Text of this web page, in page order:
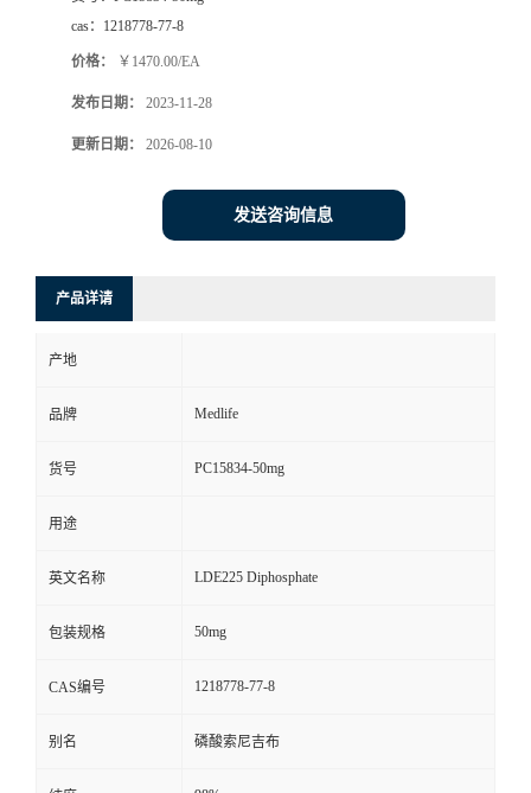
cas： 1218778-77-8
价格： ￥1470.00/EA
发布日期： 2023-11-28
更新日期： 2026-08-10
发送咨询信息
产品详请
产地
品牌 Medlife
货号 PC15834-50mg
用途
英文名称 LDE225 Diphosphate
包装规格 50mg
CAS编号 1218778-77-8
别名 磷酸索尼吉布